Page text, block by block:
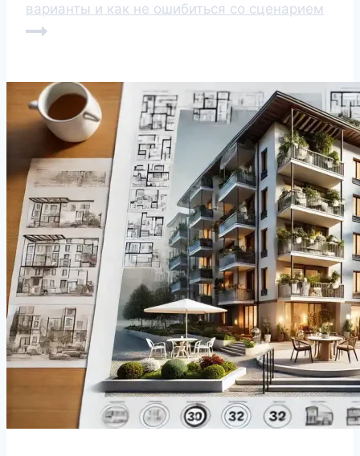
варианты и как не ошибиться со сценарием